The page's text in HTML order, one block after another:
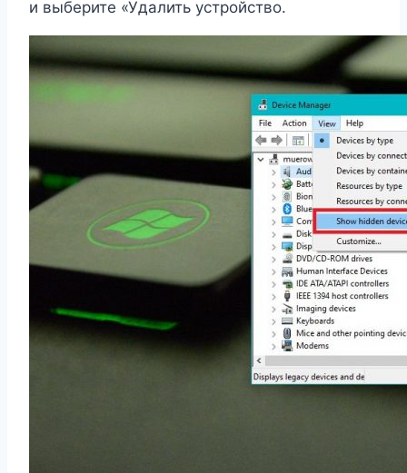
и выберите «Удалить устройство.